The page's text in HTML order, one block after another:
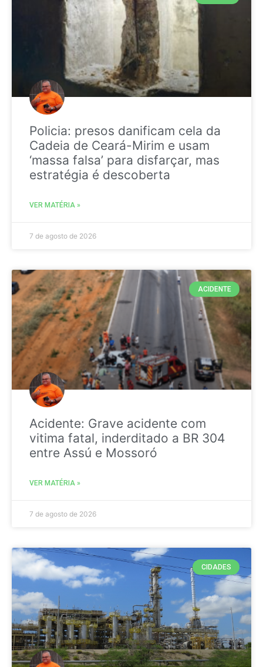
Policia: presos danificam cela da
Cadeia de Ceará-Mirim e usam
‘massa falsa’ para disfarçar, mas
estratégia é descoberta
VER MATÉRIA »
7 de agosto de 2026
ACIDENTE
Acidente: Grave acidente com
vitima fatal, inderditado a BR 304
entre Assú e Mossoró
VER MATÉRIA »
7 de agosto de 2026
CIDADES